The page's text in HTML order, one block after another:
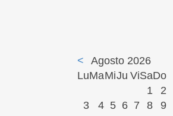
<
Agosto 2026
LuMaMiJu ViSaDo
1
2
3
4 5 6 7 8
9